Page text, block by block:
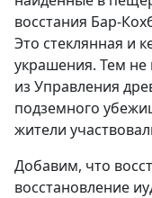
восстания Бар-
Это стеклянная и
украшения. Тем
из Управления
подземного
жители
Добавим, что
восстановление